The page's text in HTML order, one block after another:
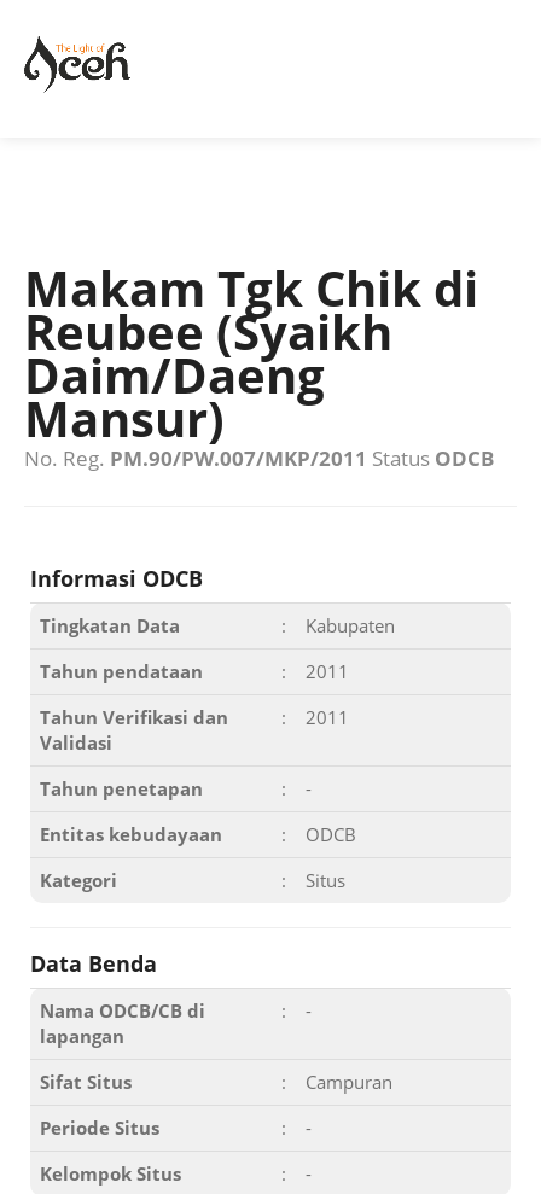
Makam Tgk Chik di
Reubee (Syaikh
Daim/Daeng
Mansur)
No. Reg. PM.90/PW.007/MKP/2011 Status ODCB
Informasi ODCB
Tingkatan Data :
Kabupaten
Tahun pendataan
:
2011
Tahun Verifikasi dan
Validasi
: 2011
Tahun penetapan :
-
Entitas kebudayaan
:
ODCB
Kategori
: Situs
Data Benda
Nama ODCB/CB di
lapangan
: -
Sifat Situs :
Campuran
Periode Situs
:
-
Kelompok Situs
: -